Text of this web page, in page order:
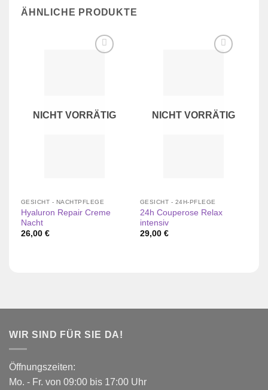
ÄHNLICHE PRODUKTE
NICHT VORRÄTIG
GESICHT - NACHTPFLEGE
Hyaluron Repair Creme
Nacht
26,00 €
NICHT VORRÄTIG
GESICHT - 24H-PFLEGE
24h Couperose Relax
intensiv
29,00 €
WIR SIND FÜR SIE DA!
Öffnungszeiten:
Mo. - Fr. von 09:00 bis 17:00 Uhr